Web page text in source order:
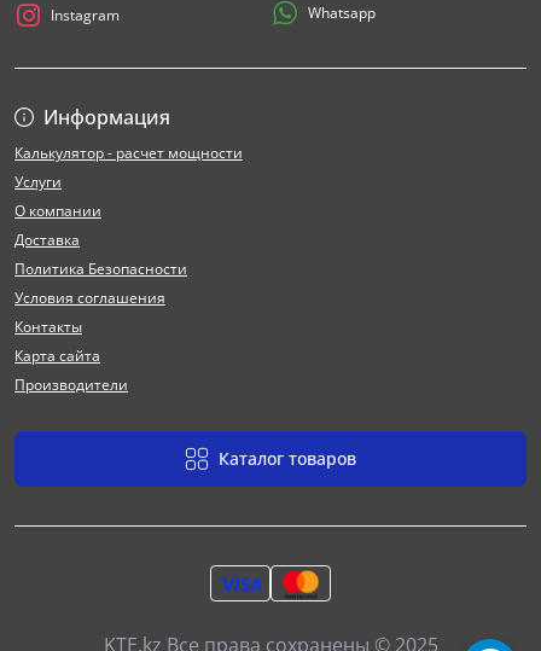
Информация
Калькулятор - расчет мощности
Услуги
О компании
Доставка
Политика Безопасности
Условия соглашения
Контакты
Карта сайта
Производители
Каталог товаров
Instagram
Whatsapp
KTE.kz Все права сохранены © 2025